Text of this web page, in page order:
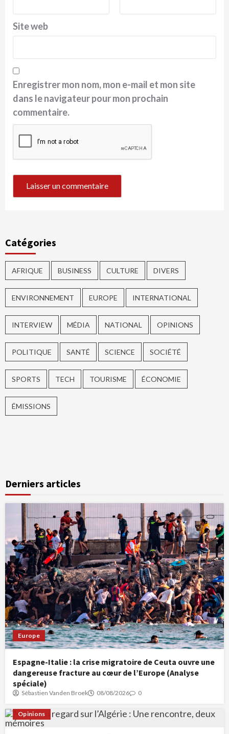
Site web
Enregistrer mon nom, mon e-mail et mon site
dans le navigateur pour mon prochain
commentaire.
Catégories
AFRIQUE BUSINESS CULTURE DIVERS
ENVIRONNEMENT EUROPE INTERNATIONAL
INTERVIEW MÉDIA NATIONAL OPINIONS
POLITIQUE SANTÉ SCIENCE SOCIÉTÉ
SPORTS TECH TOURISME ÉCONOMIE
ÉMISSIONS
Derniers articles
Europe
Espagne-Italie : la crise migratoire de Ceuta ouvre une
dangereuse fracture au cœur de l’Europe (Analyse
spéciale)
Sébastien Vanden Broek 08/08/2026 0
Opinions